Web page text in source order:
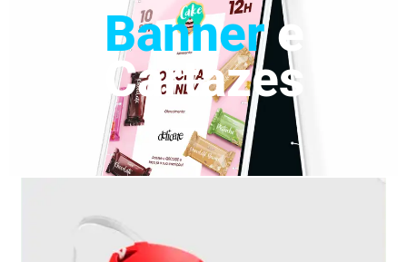
Bannere
Cartazes